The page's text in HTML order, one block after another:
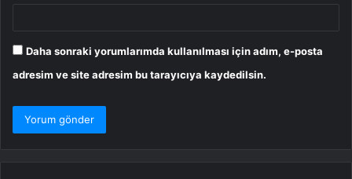
Daha sonraki yorumlarımda kullanılması için adım, e-posta
adresim ve site adresim bu tarayıcıya kaydedilsin.